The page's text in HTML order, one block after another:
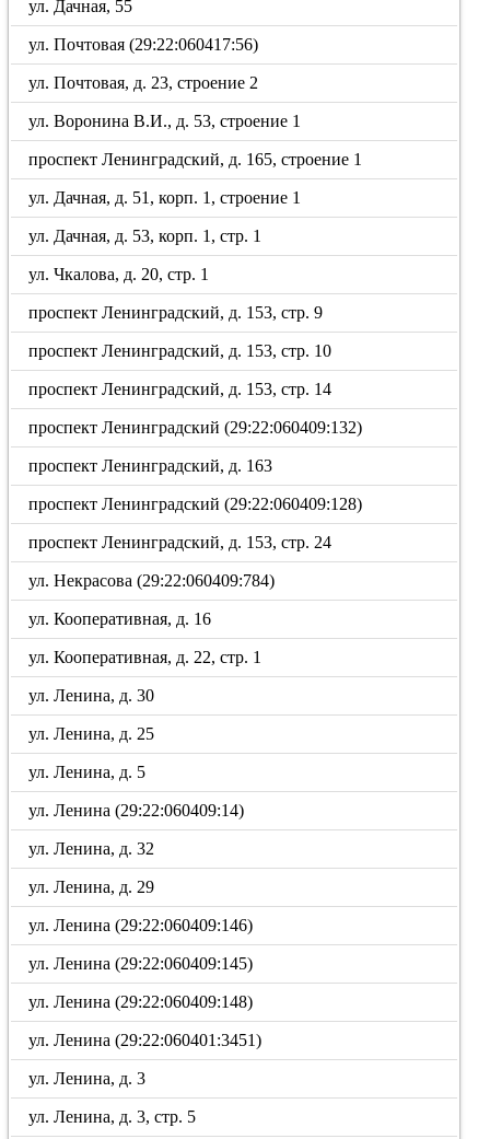
ул. Дачная, 55
ул. Почтовая (29:22:060417:56)
ул. Почтовая, д. 23, строение 2
ул. Воронина В.И., д. 53, строение 1
проспект Ленинградский, д. 165, строение 1
ул. Дачная, д. 51, корп. 1, строение 1
ул. Дачная, д. 53, корп. 1, стр. 1
ул. Чкалова, д. 20, стр. 1
проспект Ленинградский, д. 153, стр. 9
проспект Ленинградский, д. 153, стр. 10
проспект Ленинградский, д. 153, стр. 14
проспект Ленинградский (29:22:060409:132)
проспект Ленинградский, д. 163
проспект Ленинградский (29:22:060409:128)
проспект Ленинградский, д. 153, стр. 24
ул. Некрасова (29:22:060409:784)
ул. Кооперативная, д. 16
ул. Кооперативная, д. 22, стр. 1
ул. Ленина, д. 30
ул. Ленина, д. 25
ул. Ленина, д. 5
ул. Ленина (29:22:060409:14)
ул. Ленина, д. 32
ул. Ленина, д. 29
ул. Ленина (29:22:060409:146)
ул. Ленина (29:22:060409:145)
ул. Ленина (29:22:060409:148)
ул. Ленина (29:22:060401:3451)
ул. Ленина, д. 3
ул. Ленина, д. 3, стр. 5